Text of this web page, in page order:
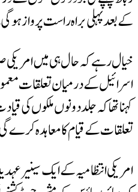
براہ راست پرواز ہوگی۔
کہ حال ہی میں امریکی صدر
کے درمیان تعلقات معمول پرلانے
کہ جلد دونوں ‌ملکوں‌کی قیادت
قیام کا معاہدہ کرے گی۔
کے ایک سینیر عہدیدار نے